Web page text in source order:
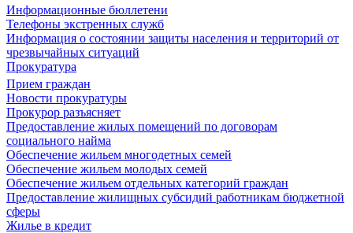
Информационные бюллетени
Телефоны экстренных служб
Информация о состоянии защиты населения и территорий от
чрезвычайных ситуаций
Прокуратура
Прием граждан
Новости прокуратуры
Прокурор разъясняет
Предоставление жилых помещений по договорам
социального найма
Обеспечение жильем многодетных семей
Обеспечение жильем молодых семей
Обеспечение жильем отдельных категорий граждан
Предоставление жилищных субсидий работникам бюджетной
сферы
Жилье в кредит